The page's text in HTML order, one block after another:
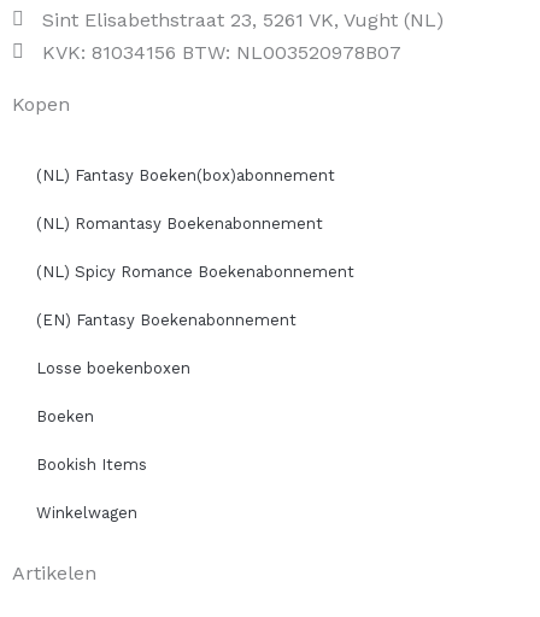
Sint Elisabethstraat 23, 5261 VK, Vught (NL)
KVK: 81034156 BTW: NL003520978B07
Kopen
(NL) Fantasy Boeken(box)abonnement
(NL) Romantasy Boekenabonnement
(NL) Spicy Romance Boekenabonnement
(EN) Fantasy Boekenabonnement
Losse boekenboxen
Boeken
Bookish Items
Winkelwagen
Artikelen